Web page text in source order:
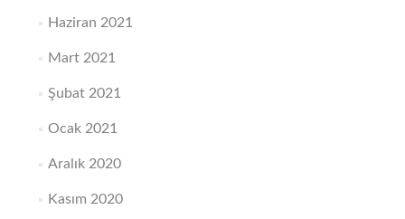
Haziran 2021
Mart 2021
Şubat 2021
Ocak 2021
Aralık 2020
Kasım 2020